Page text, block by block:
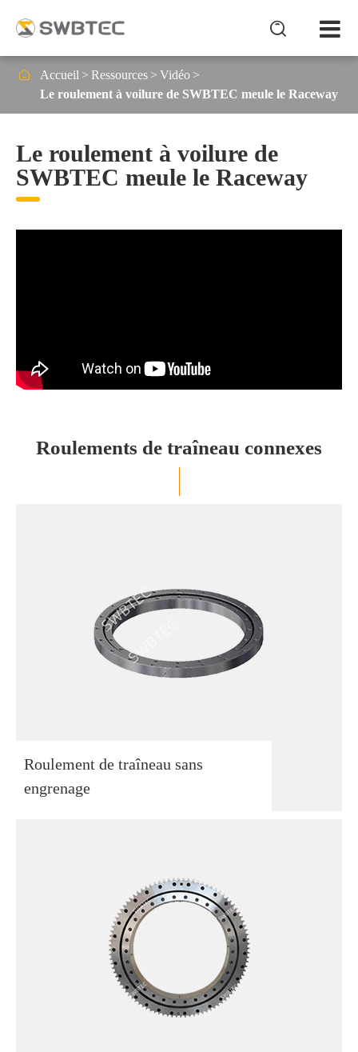

 Accueil Ressources
Vidéo
Le roulement à voilure de SWBTEC meule le Raceway
Le roulement à voilure de
SWBTEC meule le Raceway
Roulements de traîneau connexes
Roulement de traîneau sans
engrenage